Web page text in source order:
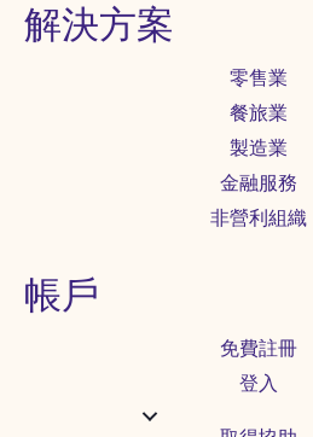
解決方案
零售業
餐旅業
製造業
金融服務
非營利組織
帳戶
免費註冊
登入